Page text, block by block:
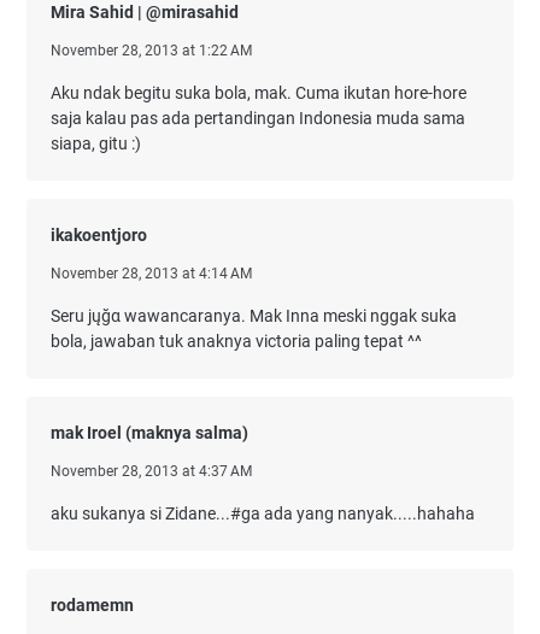
Mira Sahid | @mirasahid
November 28, 2013 at 1:22 AM
Aku ndak begitu suka bola, mak. Cuma ikutan hore-hore
saja kalau pas ada pertandingan Indonesia muda sama
siapa, gitu :)
ikakoentjoro
November 28, 2013 at 4:14 AM
Seru jųğα wawancaranya. Mak Inna meski nggak suka
bola, jawaban tuk anaknya victoria paling tepat ^^
mak Iroel (maknya salma)
November 28, 2013 at 4:37 AM
aku sukanya si Zidane...#ga ada yang nanyak.....hahaha
rodamemn